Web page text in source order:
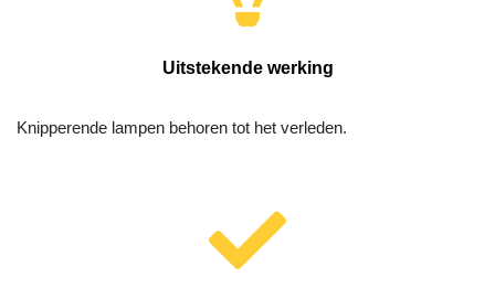
Uitstekende werking
Knipperende lampen behoren tot het verleden.